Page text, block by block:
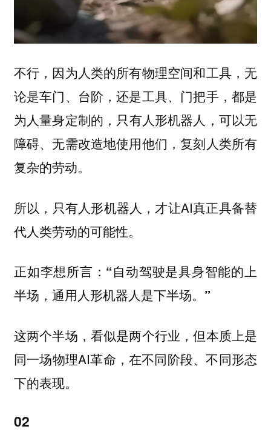
不行，因为人类的所有物理空间和工具，无
论是车门、台阶，还是工具、门把手，都是
为人量身定制的 ，只有人形机器人，可以无
障碍、无需改造地使用他们，复刻人类所有
复杂的劳动。
所以，只有人形机器人，才让AI真正具备替
代人类劳动的可能性。
正如李想所言： “自动驾驶是具身智能的上
半场，通用人形机器人是下半场。”
这两个半场，看似是两个行业，但本质上是
同一场物理AI革命，在不同阶段、不同形态
下的表现。
02